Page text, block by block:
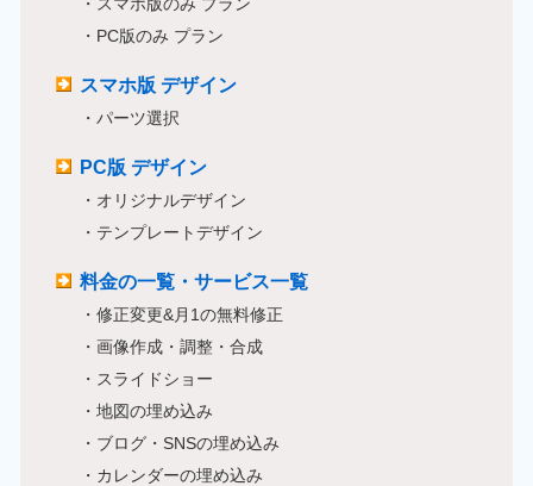
・PC版のみ プラン
スマホ版 デザイン
・パーツ選択
PC版 デザイン
・オリジナルデザイン
・テンプレートデザイン
料金の一覧・サービス一覧
・修正変更&月1の無料修正
・画像作成・調整・合成
・スライドショー
・地図の埋め込み
・ブログ・SNSの埋め込み
・カレンダーの埋め込み